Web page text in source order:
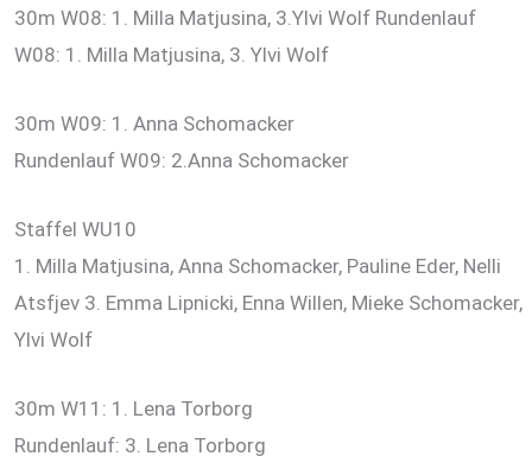
30m W08: 1. Milla Matjusina, 3.Ylvi Wolf Rundenlauf
W08: 1. Milla Matjusina, 3. Ylvi Wolf
30m W09: 1. Anna Schomacker
Rundenlauf W09: 2.Anna Schomacker
Staffel WU10
1. Milla Matjusina, Anna Schomacker, Pauline Eder, Nelli
Atsfjev 3. Emma Lipnicki, Enna Willen, Mieke Schomacker,
Ylvi Wolf
30m W11: 1. Lena Torborg
Rundenlauf: 3. Lena Torborg